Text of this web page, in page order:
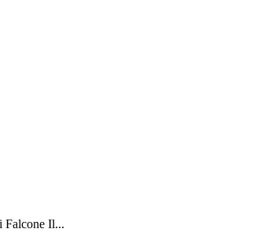
Falcone Il...